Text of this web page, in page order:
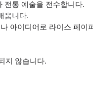
전통 예술을 전수합니다.
웁니다.
아이디어로 라이스 페이
지 않습니다.